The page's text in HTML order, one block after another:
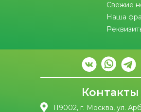
Свежие
Наша
Контакты
119002, г. Москва, ул.